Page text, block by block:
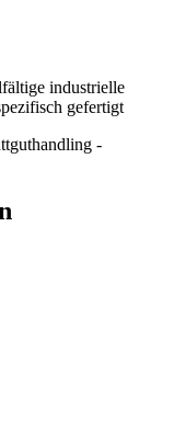
industrielle
gefertigt